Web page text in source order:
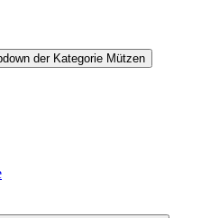
der Kategorie Mützen